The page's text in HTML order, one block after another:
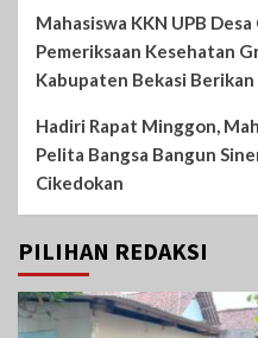
Mahasiswa KKN UPB
Pemeriksaan Kesehatan
Kabupaten Bekasi
Hadiri Rapat Minggon,
Pelita Bangsa Bangun
Cikedokan
PILIHAN REDAKSI